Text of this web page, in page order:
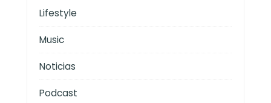
Lifestyle
Music
Noticias
Podcast